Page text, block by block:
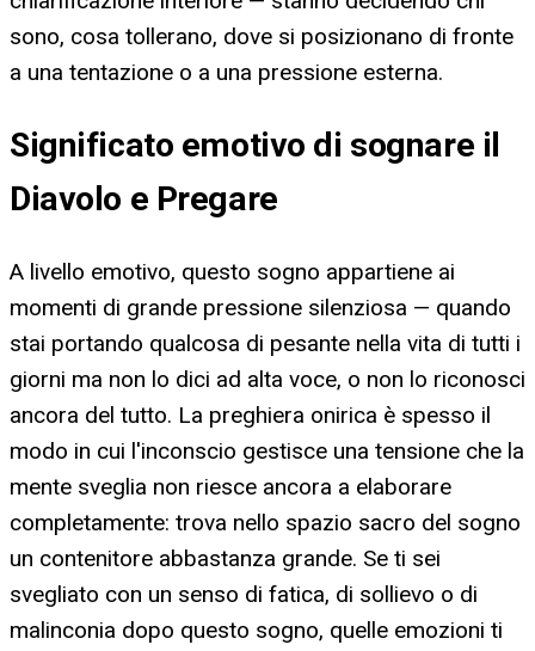
sono, cosa tollerano, dove si posizionano di fronte
a una tentazione o a una pressione esterna.
Significato emotivo di sognare il
Diavolo e Pregare
A livello emotivo, questo sogno appartiene ai
momenti di grande pressione silenziosa — quando
stai portando qualcosa di pesante nella vita di tutti i
giorni ma non lo dici ad alta voce, o non lo riconosci
ancora del tutto. La preghiera onirica è spesso il
modo in cui l'inconscio gestisce una tensione che la
mente sveglia non riesce ancora a elaborare
completamente: trova nello spazio sacro del sogno
un contenitore abbastanza grande. Se ti sei
svegliato con un senso di fatica, di sollievo o di
malinconia dopo questo sogno, quelle emozioni ti